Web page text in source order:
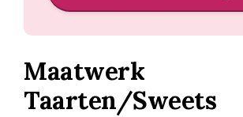
Maatwerk
Taarten/Sweets